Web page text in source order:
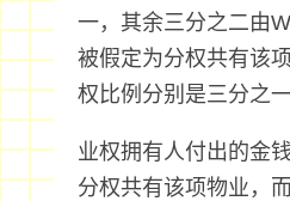
一，其余三分之二由
被假定为分权共有该
权比例分别是三分之
业权拥有人付出的金
分权共有该项物业，